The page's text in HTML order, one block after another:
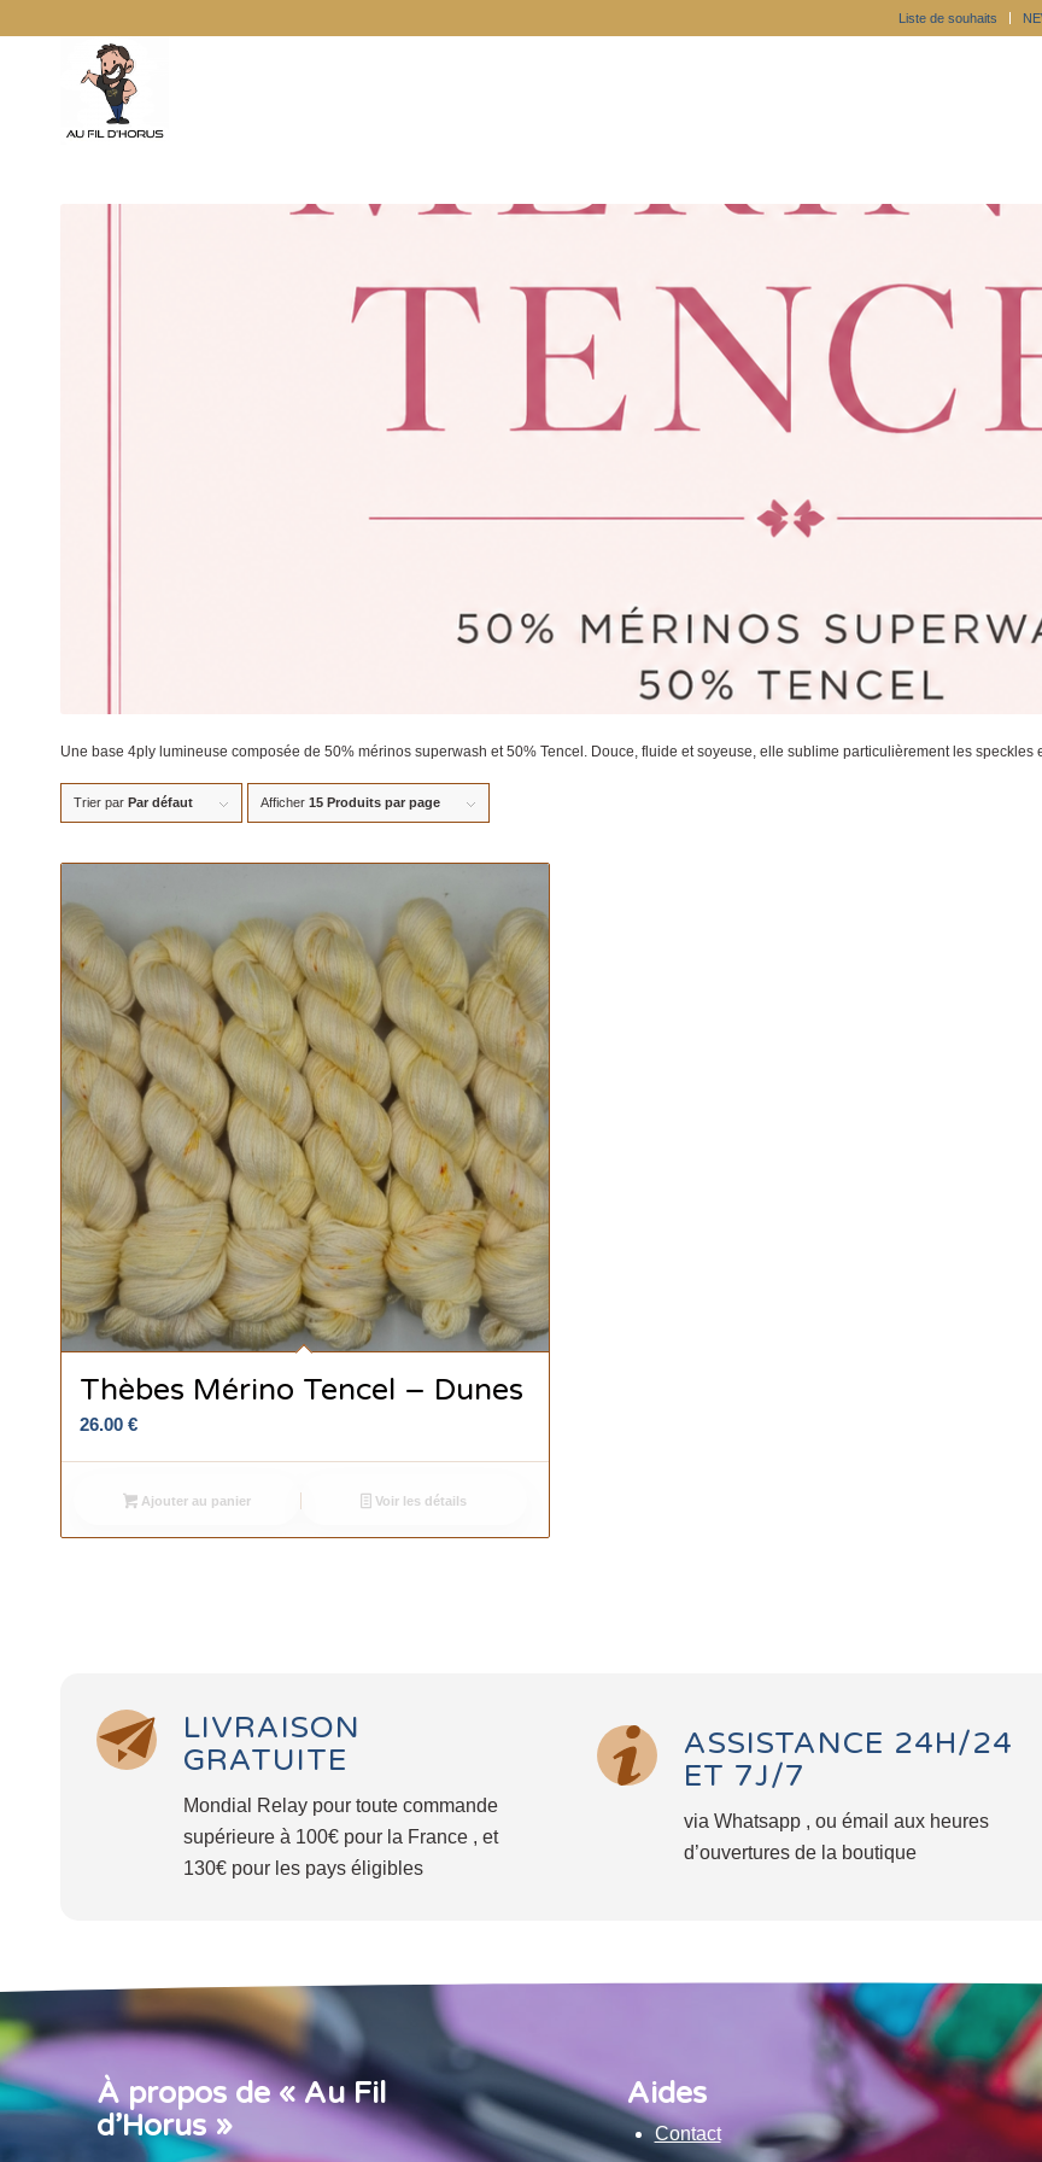
Liste de souhaits
Une base 4ply lumineuse composée de 50% mérinos superwash et 50% Tencel. Douce, fluide et soyeuse, elle sublime particulièrement les
Trier par Par défaut Afficher 15 Produits par page
Thèbes Mérino Tencel – Dunes
26.00 €
Ajouter au panier Voir les détails
LIVRAISON
GRATUITE
Mondial Relay pour toute commande
supérieure à 100€ pour la France , et
130€ pour les pays éligibles
ASSISTANCE 24H/24
ET 7J/7
via Whatsapp , ou émail aux heures
d’ouvertures de la boutique
À propos de « Au Fil
d’Horus »
Aides
Contact